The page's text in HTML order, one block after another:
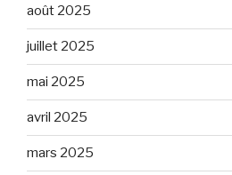
août 2025
juillet 2025
mai 2025
avril 2025
mars 2025